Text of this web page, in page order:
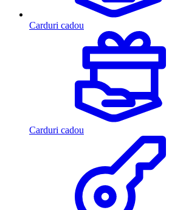
Carduri cadou
Carduri cadou